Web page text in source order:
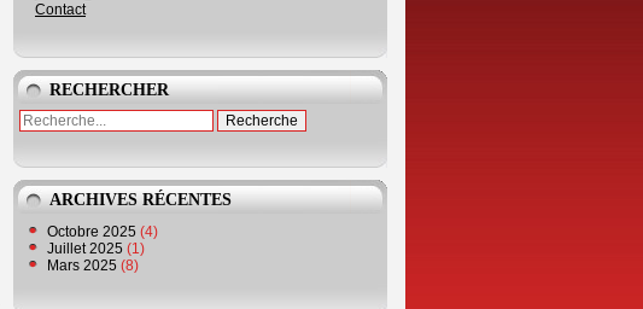
Contact
RECHERCHER
ARCHIVES RÉCENTES
Octobre 2025 (4)
Juillet 2025 (1)
Mars 2025 (8)